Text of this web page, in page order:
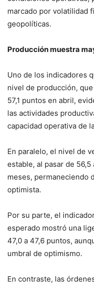
marcado por volatilidad
geopolíticas.
Producción muestra
Uno de los indicadores
nivel de producción,
57,1 puntos en abril,
las actividades
capacidad operativa de
En paralelo, el nivel de
estable, al pasar de
meses, permaneciendo
optimista.
Por su parte, el
esperado mostró una
47,0 a 47,6 puntos,
umbral de optimismo.
En contraste, las